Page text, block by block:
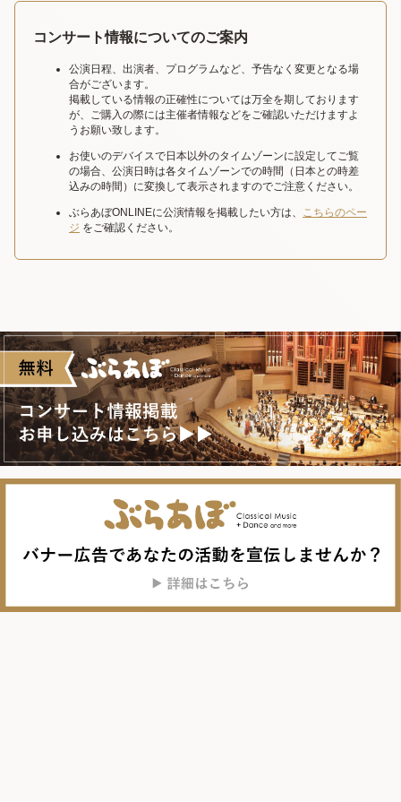
コンサート情報についてのご案内
公演日程、出演者、プログラムなど、予告なく変更となる場
合がございます。
掲載している情報の正確性については万全を期しております
が、ご購入の際には主催者情報などをご確認いただけますよ
うお願い致します。
お使いのデバイスで日本以外のタイムゾーンに設定してご覧
の場合、公演日時は各タイムゾーンでの時間（日本との時差
込みの時間）に変換して表示されますのでご注意ください。
ぶらあぼONLINEに公演情報を掲載したい方は、 こちらのペー
ジ をご確認ください。